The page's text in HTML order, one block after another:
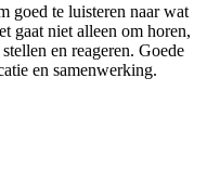
goed te luisteren naar wat
gaat niet alleen om horen,
en reageren. Goede
en samenwerking.